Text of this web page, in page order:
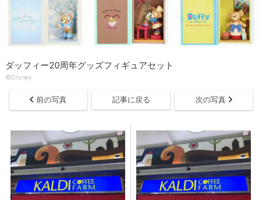
ダッフィー20周年グッズフィギュアセット
©Disney
前の写真 記事に戻る 次の写真